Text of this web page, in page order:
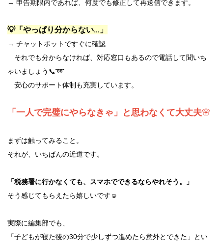
→ 申告期限内であれば、何度でも修正して再送信できます。
💡「やっぱり分からない…」
→ チャットボットですぐに確認
それでも分からなければ、対応窓口もあるので電話して聞いち
ゃいましょう📞➿
安心のサポート体制も充実しています。
「一人で完璧にやらなきゃ」と思わなくて大丈夫🌸
まずは触ってみること。
それが、いちばんの近道です。
「税務署に行かなくても、スマホでできるならやれそう。」
そう感じてもらえたら嬉しいです☺️
実際に編集部でも、
「子どもが寝た後の30分で少しずつ進めたら意外とできた」とい